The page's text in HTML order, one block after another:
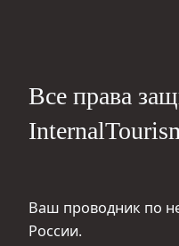
Все права
Ваш проводник по
России.